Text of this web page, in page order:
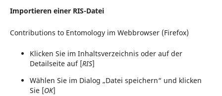
Importieren einer RIS-Datei
Contributions to Entomology im Webbrowser (Firefox)
Klicken Sie im Inhaltsverzeichnis oder auf der
Detailseite auf [RIS]
Wählen Sie im Dialog „Datei speichern“ und klicken
Sie [OK]